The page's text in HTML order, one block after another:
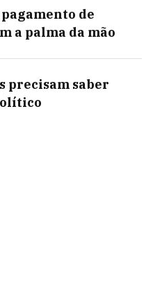
de
a palma da mão
precisam saber